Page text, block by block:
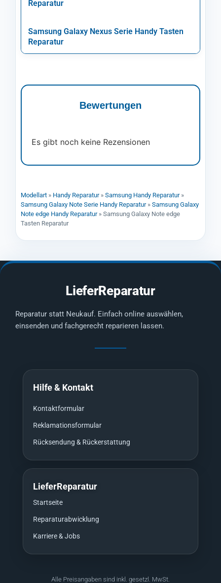
Reparatur
Samsung Galaxy Nexus Serie Handy Tasten
Reparatur
Bewertungen
Es gibt noch keine Rezensionen
Modellart » Handy Reparatur» Samsung Handy Reparatur»
Samsung Galaxy Note Serie Handy Reparatur» Samsung Galaxy
Note edge Handy Reparatur» Samsung Galaxy Note edge
Tasten Reparatur
LieferReparatur
Reparatur statt Neukauf. Einfach online auswählen,
einsenden und fachgerecht reparieren lassen.
Hilfe & Kontakt
Kontaktformular
Reklamationsformular
Rücksendung & Rückerstattung
LieferReparatur
Startseite
Reparaturabwicklung
Karriere & Jobs
Alle Preisangaben sind inkl. gesetzl. MwSt.